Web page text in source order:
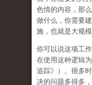
色情的内容，那
做什么，你需要
施，也就是大规模
你可以说这项工
在使用这种逻辑
追踪》）。 很多
决的问题多得多